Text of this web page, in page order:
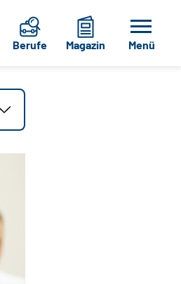
Berufe Magazin Menü